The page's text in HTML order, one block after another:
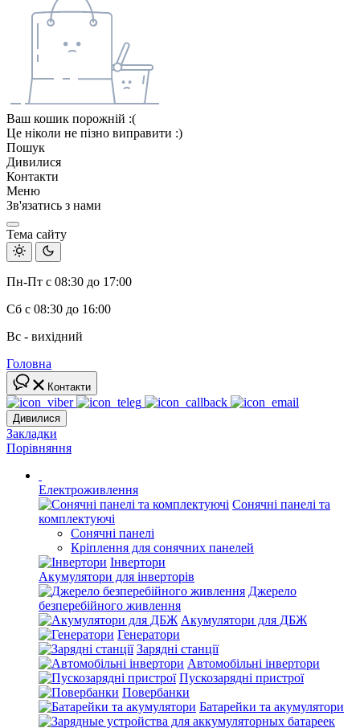
Ваш кошик порожній :(
Це ніколи не пізно виправити :)
Пошук
Дивилися
Контакти
Меню
Зв'язатись з нами
Тема сайту
Пн-Пт с 08:30 до 17:00
Сб с 08:30 до 16:00
Вс - вихідний
Головна
Контакти
Дивилися
Закладки
Порівняння
Електроживлення
Сонячні панелі та
комплектуючі
Сонячні панелі
Кріплення для сонячних панелей
Інвертори
Акумулятори для інверторів
Джерело
безперебійного живлення
Акумулятори для ДБЖ
Генератори
Зарядні станції
Автомобільні інвертори
Пускозарядні пристрої
Повербанки
Батарейки та акумулятори